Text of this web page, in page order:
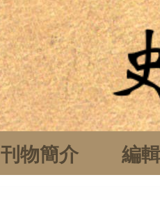
刊物簡介 編